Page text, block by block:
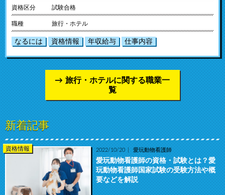
資格区分 試験合格
職種 旅行・ホテル
なるには 資格情報 年収給与 仕事内容
旅行・ホテルに関する職業一
覧
新着記事
資格情報 2022/10/20 愛玩動物看護師
愛玩動物看護師の資格・試験とは？愛
玩動物看護師国家試験の受験方法や概
要などを解説